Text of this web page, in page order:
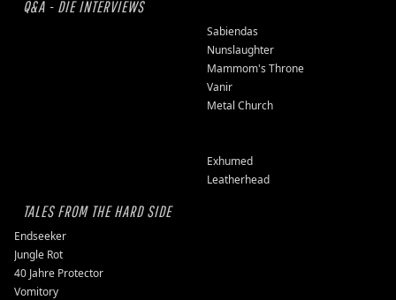
Q&A - DIE INTERVIEWS
Sabiendas
Nunslaughter
Mammom's Throne
Vanir
Metal Church
Exhumed
Leatherhead
TALES FROM THE HARD SIDE
Endseeker
Jungle Rot
40 Jahre Protector
Vomitory